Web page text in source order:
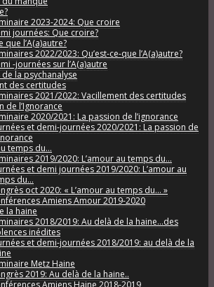
2023-2024: Que croire
journées: Que croire?
que l’A(a)autre?
2022/2023: Qu’est-ce-que l’A(a)autre?
-journées sur l’A(a)autre
la psychanalyse
des certitudes
2021/2022: Vacillement des certitudes
de l’Ignorance
2020/2021: La passion de l’ignorance
et demi-journées 2020/2021: La passion de
temps du…
2019/2020: L’amour au temps du…
et demi journées 2019/2020: L’amour au
du…
oct 2020: « L’amour au temps du… »
Amiens Amour 2019-2020
la haine
2018/2019: Au delà de la haine…des
inédites
et demi-journées 2018/2019: au delà de la
Metz Haine
2019: Au delà de la haine..
Amiens Haine 2018-2019